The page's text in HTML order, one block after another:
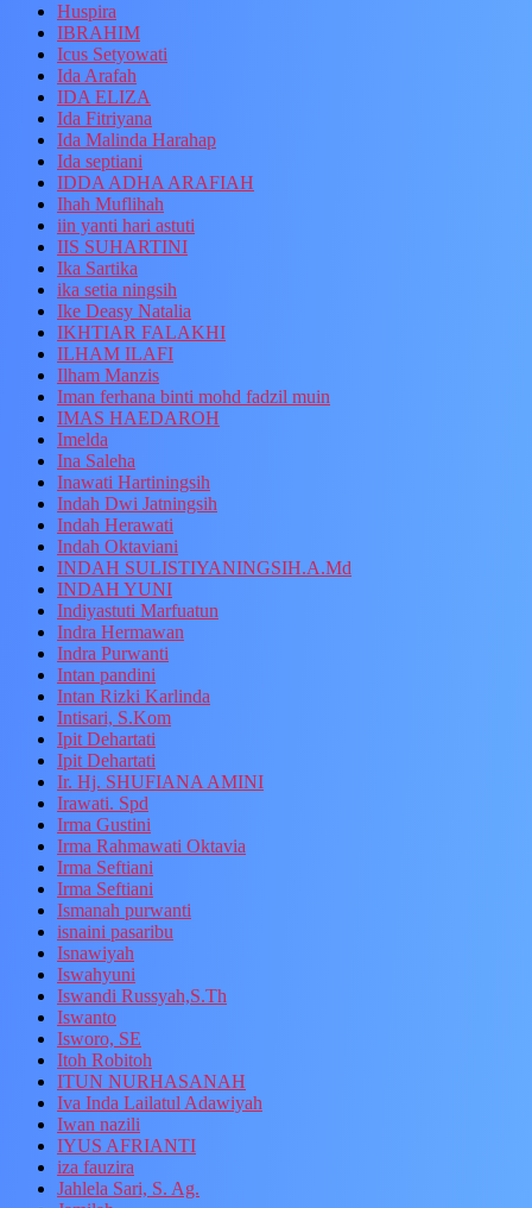
Huspira
IBRAHIM
Icus Setyowati
Ida Arafah
IDA ELIZA
Ida Fitriyana
Ida Malinda Harahap
Ida septiani
IDDA ADHA ARAFIAH
Ihah Muflihah
iin yanti hari astuti
IIS SUHARTINI
Ika Sartika
ika setia ningsih
Ike Deasy Natalia
IKHTIAR FALAKHI
ILHAM ILAFI
Ilham Manzis
Iman ferhana binti mohd fadzil muin
IMAS HAEDAROH
Imelda
Ina Saleha
Inawati Hartiningsih
Indah Dwi Jatningsih
Indah Herawati
Indah Oktaviani
INDAH SULISTIYANINGSIH.A.Md
INDAH YUNI
Indiyastuti Marfuatun
Indra Hermawan
Indra Purwanti
Intan pandini
Intan Rizki Karlinda
Intisari, S.Kom
Ipit Dehartati
Ipit Dehartati
Ir. Hj. SHUFIANA AMINI
Irawati. Spd
Irma Gustini
Irma Rahmawati Oktavia
Irma Seftiani
Irma Seftiani
Ismanah purwanti
isnaini pasaribu
Isnawiyah
Iswahyuni
Iswandi Russyah,S.Th
Iswanto
Isworo, SE
Itoh Robitoh
ITUN NURHASANAH
Iva Inda Lailatul Adawiyah
Iwan nazili
IYUS AFRIANTI
iza fauzira
Jahlela Sari, S. Ag.